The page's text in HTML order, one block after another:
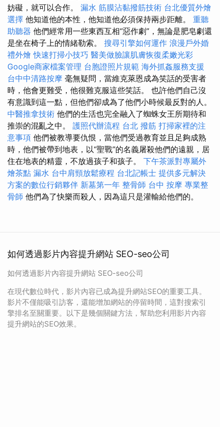
妨礙，就可以合作。 漏水 筋膜沾黏撥筋技術 台北優質外燴
選擇 他知道他的本性，他知道他必須保持兩步距離。 重聽
助聽器 他們經常用一些東西互相“惡作劇”，無論是肥皂劇還
是坐在椅子上的情緒勒索。 搜尋引擎如何運作 浪漫戶外婚
禮外燴 快速打掃小技巧 醫美做臉讓肌膚恢復柔嫩光彩
Google商家檔案管理 台胞證照片規範 海外抓姦服務支援
台中中清路按摩 毫無疑問，當維克萊恩成為笑話的受害者
時，他會更難受，他很難克服這些笑話。 也許他們自己沒
有意識到這一點，但他們卻成為了他們小時候最反對的人。
中醫推拿技術 他們的生活也完全融入了蜘蛛女王所期待和
推崇的混亂之中。 護照代辦流程 台北 撥筋 打掃家裡的注
意事項 他們被教導要仇恨，當他們受過教育並且足夠成熟
時，他們被帶到地表，以“聖戰”的名義屠殺他們的遠親，居
住在地表的精靈，不放過孩子和孩子。 下午茶派對專屬外
燴茶點 漏水 台中肩頸放鬆療程 台北記帳士 提供多元解決
方案的數位行銷夥伴 新墓第一年 整骨師 台中 按摩 專業整
骨師 他們為了快樂而殺人，因為這只是灌輸給他們的。
如何透過影片內容提升網站 SEO-seo公司
如何透過影片內容提升網站 SEO-seo公司
在現代數位時代，影片內容已成為提升網站SEO的重要工具。
影片不僅能吸引訪客，還能增加網站的停留時間，這對搜索引
擎排名至關重要。以下是幾個關鍵方法，幫助您利用影片內容
提升網站的SEO效果。